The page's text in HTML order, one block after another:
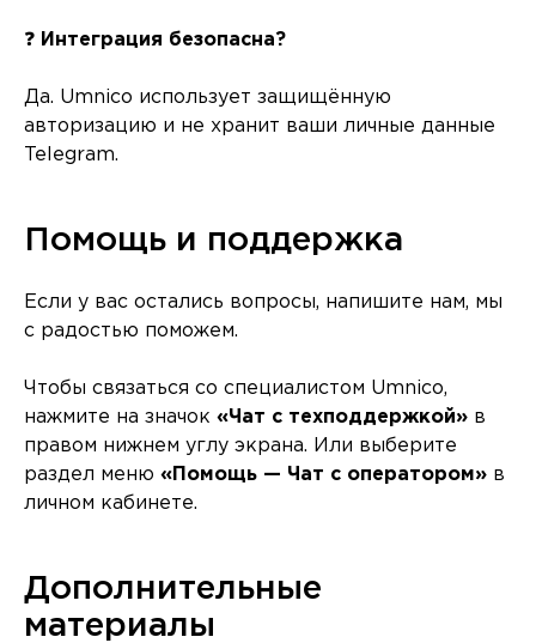
❓ Интеграция безопасна?
Да. Umnico использует защищённую
авторизацию и не хранит ваши личные данные
Telegram.
Помощь и поддержка
Если у вас остались вопросы, напишите нам, мы
с радостью поможем.
Чтобы связаться со специалистом Umnico,
нажмите на значок «Чат с техподдержкой» в
правом нижнем углу экрана. Или выберите
раздел меню «Помощь — Чат с оператором» в
личном кабинете.
Дополнительные
материалы